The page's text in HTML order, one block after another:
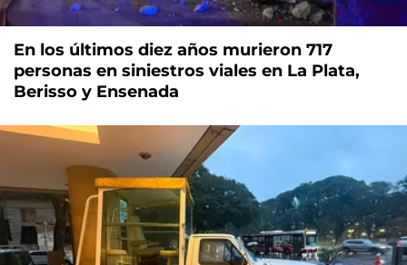
En los últimos diez años murieron 717
personas en siniestros viales en La Plata,
Berisso y Ensenada